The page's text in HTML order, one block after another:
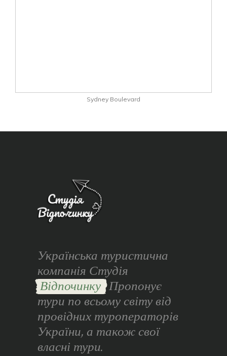
Sydney Boulevard
Українська туристична
компанія Студія
Відпочинку Пропонує
тури по всьому світу від
провідних туроператорів
України, а також свої
власні тури.